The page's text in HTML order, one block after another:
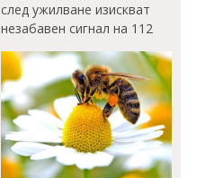
след ужилване изискват
незабавен сигнал на 112